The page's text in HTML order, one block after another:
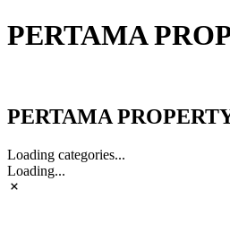
PERTAMA
PERTAMA
Loading categories...
Loading...